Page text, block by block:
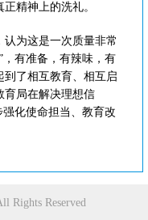
精神上的洗礼。
为这是一次质量非常
，有准备，有辣味，有
到了相互教育、相互启
育局在解决理想信
化使命担当、教育改
Rights Reserved